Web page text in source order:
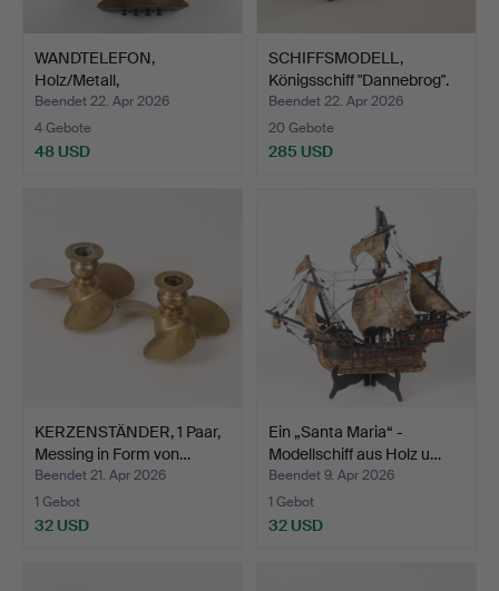
WANDTELEFON,
Holz/Metall,
Telegrafverkets …
Beendet 22. Apr 2026
4 Gebote
48 USD
SCHIFFSMODELL,
Königsschiff "Dannebrog".
Beendet 22. Apr 2026
20 Gebote
285 USD
KERZENSTÄNDER, 1 Paar,
Messing in Form von…
Beendet 21. Apr 2026
1 Gebot
32 USD
Ein „Santa Maria“ -
Modellschiff aus Holz u…
Beendet 9. Apr 2026
1 Gebot
32 USD